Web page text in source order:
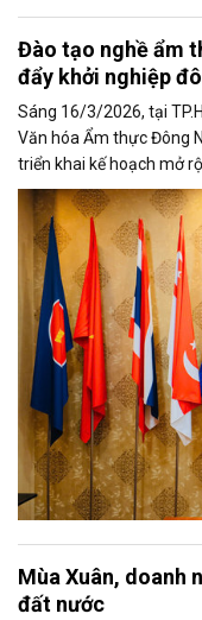
Đào tạo nghề ẩm
đẩy khởi nghiệp
Sáng 16/3/2026, tại
Văn hóa Ẩm thực Đông
triển khai kế hoạch mở
đến phục vụ nhu cầu
của người dân đô thị.
Mùa Xuân, doanh
đất nước